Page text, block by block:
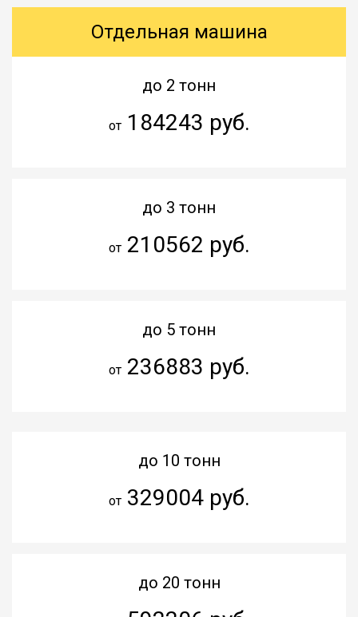
Отдельная машина
до 2 тонн
от184243 руб.
до 3 тонн
от210562 руб.
до 5 тонн
от236883 руб.
до 10 тонн
от329004 руб.
до 20 тонн